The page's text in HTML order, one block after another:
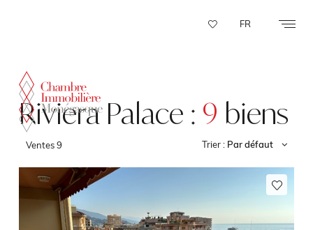
FR
Riviera Palace : 9 biens
Ventes9 Trier : Par défaut